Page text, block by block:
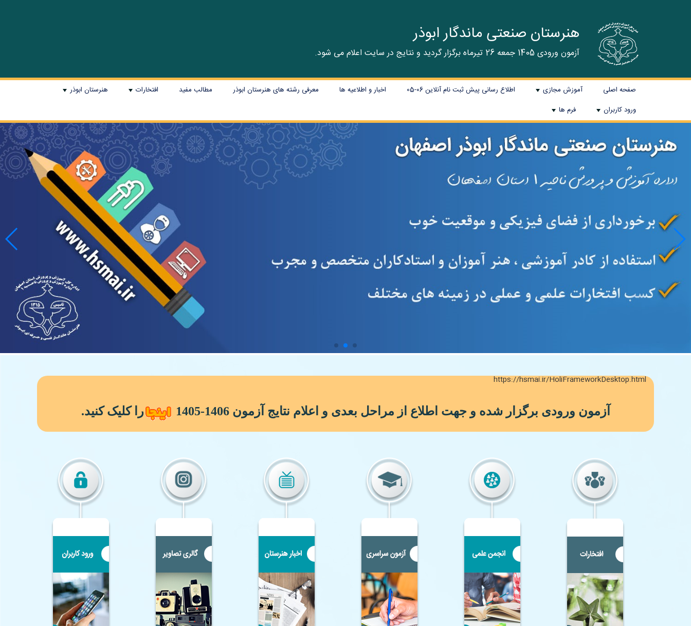
هنرستان صنعتی ماندگار ابوذر
آزمون ورودی 1405 جمعه 26 تیرماه برگزار گردید و نتایج در سایت اعلام می شود.
صفحه اصلی آموزش مجازی اطلاع رسانی پیش ثبت نام آنلاین 06-05 اخبار و اطلاعیه ها معرفی رشته های هنرستان ابوذر مطالب مفید افتخارات هنرستان ابوذر
+
ورود کاربران
+
فرم ها
https://hsmai.ir/HoliFrameworkDesktop.html
آزمون ورودی برگزار شده و جهت اطلاع از مراحل بعدی و اعلام نتایج آزمون 1406-1405 را کلیک کنید.
♦ همکلاسی
وزارت آموزش و پرورش
♦آموزش و پرورش اصفهان
♦مرکز تحقیقات معلم